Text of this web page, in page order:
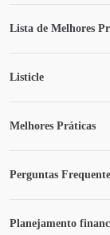
Lista de Melhores
Listicle
Melhores Práticas
Perguntas
Planejamento